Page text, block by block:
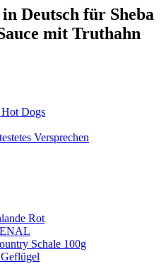
Deutsch für Sheba
mit Truthahn
Dogs
Versprechen
Rot
Schale 100g